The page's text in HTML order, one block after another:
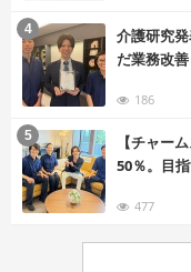
介護研究
だ業務改
186
4
【チャー
50％。目
477
5